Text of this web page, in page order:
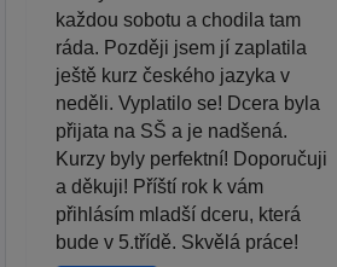
každou sobotu a chodila tam
ráda. Později jsem jí zaplatila
ještě kurz českého jazyka v
neděli. Vyplatilo se! Dcera byla
přijata na SŠ a je nadšená.
Kurzy byly perfektní! Doporučuji
a děkuji! Příští rok k vám
přihlásím mladší dceru, která
bude v 5.třídě. Skvělá práce!